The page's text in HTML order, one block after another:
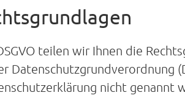
teilen wir Ihnen die
Datenschutzgrundverordnung
nicht genannt